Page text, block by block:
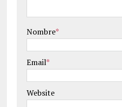
Nombre*
Email*
Website